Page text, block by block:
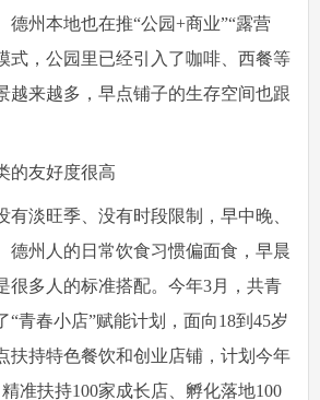
德州本地也在推“公园+商业”“露营
式，公园里已经引入了咖啡、西餐等
越来越多，早点铺子的生存空间也跟
的友好度很高
有淡旺季、没有时段限制，早中晚、
德州人的日常饮食习惯偏面食，早晨
很多人的标准搭配。今年3月，共青
“青春小店”赋能计划，面向18到45岁
扶持特色餐饮和创业店铺，计划今年
准扶持100家成长店、孵化落地100